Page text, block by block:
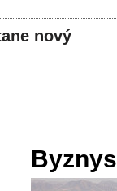
nový
Byznys